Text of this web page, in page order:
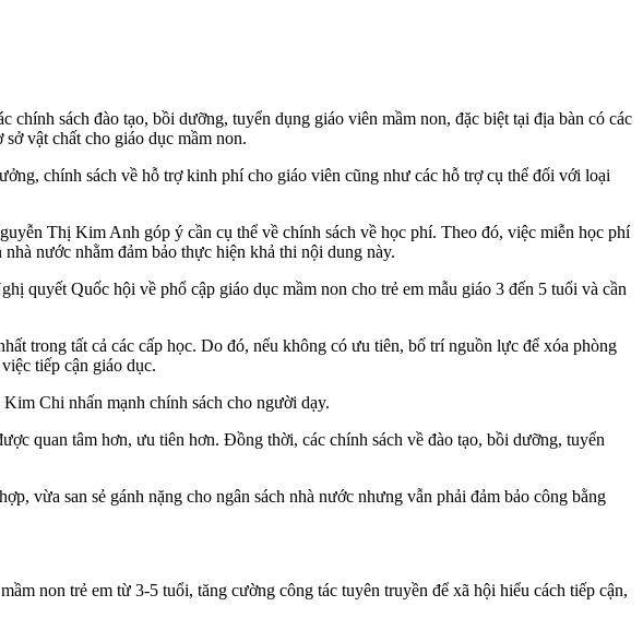
sách đào tạo, bồi dưỡng, tuyển dụng giáo viên mầm non, đặc biệt tại địa bàn có các
vật chất cho giáo dục mầm non.
chính sách về hỗ trợ kinh phí cho giáo viên cũng như các hỗ trợ cụ thể đối với loại
Thị Kim Anh góp ý cần cụ thể về chính sách về học phí. Theo đó, việc miễn học phí
nước nhằm đảm bảo thực hiện khả thi nội dung này.
Quốc hội về phổ cập giáo dục mầm non cho trẻ em mẫu giáo 3 đến 5 tuổi và cần
trong tất cả các cấp học. Do đó, nếu không có ưu tiên, bố trí nguồn lực để xóa phòng
tiếp cận giáo dục.
Chi nhấn mạnh chính sách cho người dạy.
quan tâm hơn, ưu tiên hơn. Đồng thời, các chính sách về đào tạo, bồi dưỡng, tuyển
vừa san sẻ gánh nặng cho ngân sách nhà nước nhưng vẫn phải đảm bảo công bằng
non trẻ em từ 3-5 tuổi, tăng cường công tác tuyên truyền để xã hội hiểu cách tiếp cận,